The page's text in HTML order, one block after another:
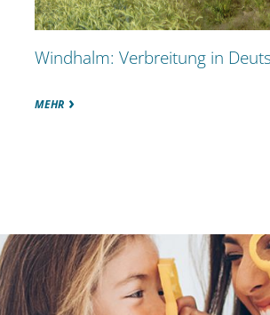
Windhalm: Verbreitung in
MEHR